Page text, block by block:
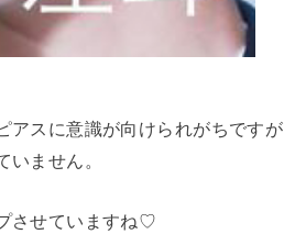
アスに意識が向けられがちですが
ません。
させていますね♡